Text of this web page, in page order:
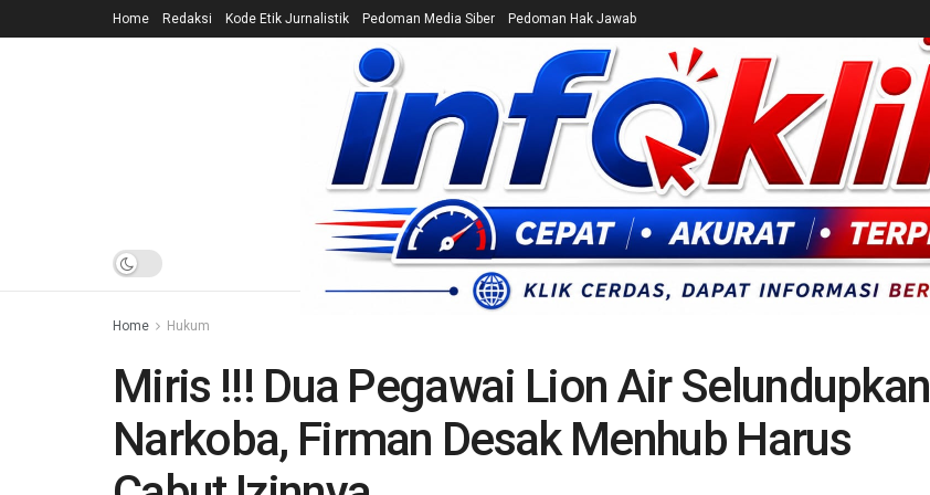
Home Redaksi Kode Etik Jurnalistik Pedoman Media Siber Pedoman Hak Jawab
HOME NEWS CEK FAKTA ENTERTAINMENT BREAKING NEWS
Home Hukum
Miris !!! Dua Pegawai Lion Air Selundupkan
Narkoba, Firman Desak Menhub Harus